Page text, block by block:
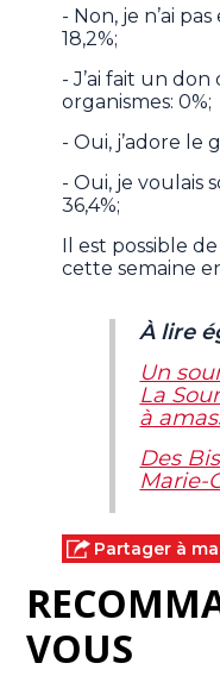
- Non, je n’ai
18,2%;
- J’ai fait un
organismes: 0%;
- Oui, j’adore le
- Oui, je voulais
36,4%;
Il est possible
cette semaine
À lire
Un
La
à
Des
Marie-
Partager à
VOUS